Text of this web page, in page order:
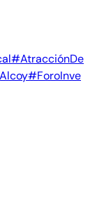
#AtracciónDe
#ForoInve